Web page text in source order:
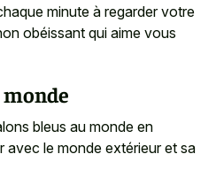
minute à regarder votre
obéissant qui aime vous
monde
bleus au monde en
avec le monde extérieur et sa